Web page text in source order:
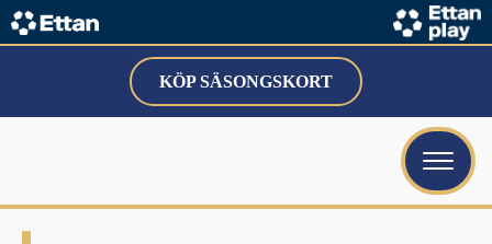
KÖP SÄSONGSKORT